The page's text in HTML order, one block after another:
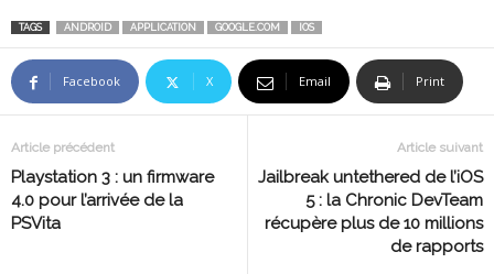
TAGS ANDROID APPLICATION GOOGLE.COM IOS
Facebook X Email Print
Article précédent
Playstation 3 : un firmware
4.0 pour l’arrivée de la
PSVita
Article suivant
Jailbreak untethered de l’iOS
5 : la Chronic DevTeam
récupère plus de 10 millions
de rapports